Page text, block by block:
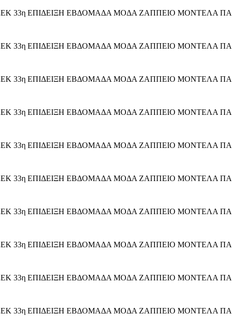
33η ΕΠΙΔΕΙΞΗ ΕΒΔΟΜΑΔΑ ΜΟΔΑ ΖΑΠΠΕΙΟ ΜΟΝΤΕΛΑ
33η ΕΠΙΔΕΙΞΗ ΕΒΔΟΜΑΔΑ ΜΟΔΑ ΖΑΠΠΕΙΟ ΜΟΝΤΕΛΑ
33η ΕΠΙΔΕΙΞΗ ΕΒΔΟΜΑΔΑ ΜΟΔΑ ΖΑΠΠΕΙΟ ΜΟΝΤΕΛΑ
33η ΕΠΙΔΕΙΞΗ ΕΒΔΟΜΑΔΑ ΜΟΔΑ ΖΑΠΠΕΙΟ ΜΟΝΤΕΛΑ
33η ΕΠΙΔΕΙΞΗ ΕΒΔΟΜΑΔΑ ΜΟΔΑ ΖΑΠΠΕΙΟ ΜΟΝΤΕΛΑ
33η ΕΠΙΔΕΙΞΗ ΕΒΔΟΜΑΔΑ ΜΟΔΑ ΖΑΠΠΕΙΟ ΜΟΝΤΕΛΑ
33η ΕΠΙΔΕΙΞΗ ΕΒΔΟΜΑΔΑ ΜΟΔΑ ΖΑΠΠΕΙΟ ΜΟΝΤΕΛΑ
33η ΕΠΙΔΕΙΞΗ ΕΒΔΟΜΑΔΑ ΜΟΔΑ ΖΑΠΠΕΙΟ ΜΟΝΤΕΛΑ
33η ΕΠΙΔΕΙΞΗ ΕΒΔΟΜΑΔΑ ΜΟΔΑ ΖΑΠΠΕΙΟ ΜΟΝΤΕΛΑ
33η ΕΠΙΔΕΙΞΗ ΕΒΔΟΜΑΔΑ ΜΟΔΑ ΖΑΠΠΕΙΟ ΜΟΝΤΕΛΑ